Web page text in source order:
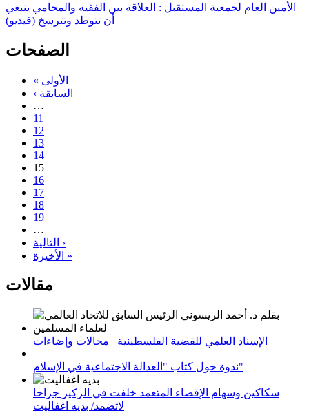
الأمين العام لجمعية المستقبل : العلاقة بين الفقيه والمحامي ينبغي
أن تتوطد وتترسخ (فيديو)
الصفحات
« الأولى
‹ السابقة
…
11
12
13
14
15
16
17
18
19
…
التالية ›
الأخيرة »
مقالات
الإسناد العلمي للقضية الفلسطينية_ مجالات وإضاءات
ندوة حول كتاب "العدالة الاجتماعية في الإسلام"
سكاكين وسهام الإقصاء المتعمد خلفت في الركيز جراحا
لاتضمد/ بديه اغفاليت